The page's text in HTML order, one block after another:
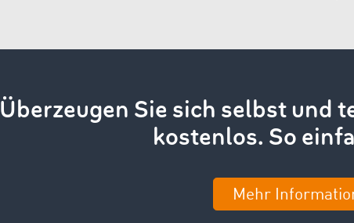
Überzeugen Sie sich selbst und
kostenlos. So
Mehr